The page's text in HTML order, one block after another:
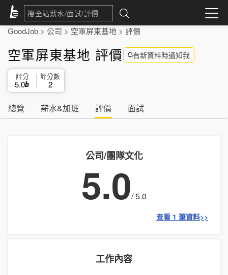
GoodJob > 公司 > 空軍屏東基地 > 評價
空軍屏東基地 評價 有新資料時通知我
評分
5.0
評分數
2
總覽 薪水&加班 評價 面試
公司/團隊文化
5.0/ 5.0
查看 1 筆資料>>
工作內容